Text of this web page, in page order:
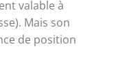
valable à
Mais son
de position